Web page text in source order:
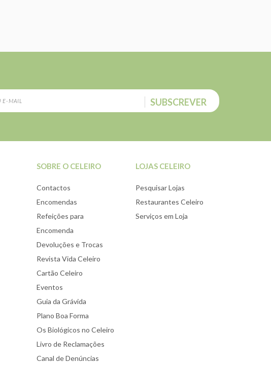
SUBSCREVER
SOBRE O CELEIRO
Contactos
Encomendas
Refeições para
Encomenda
Devoluções e Trocas
Revista Vida Celeiro
Cartão Celeiro
Eventos
Guia da Grávida
Plano Boa Forma
Os Biológicos no Celeiro
Livro de Reclamações
Canal de Denúncias
LOJAS CELEIRO
Pesquisar Lojas
Restaurantes Celeiro
Serviços em Loja